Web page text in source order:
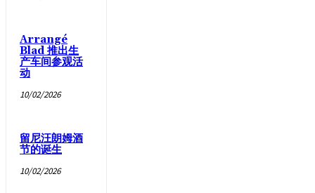
Arrangé
Blad 推出生
产车间参观活
动
10/02/2026
留尼汪朗姆酒
节的诞生
10/02/2026